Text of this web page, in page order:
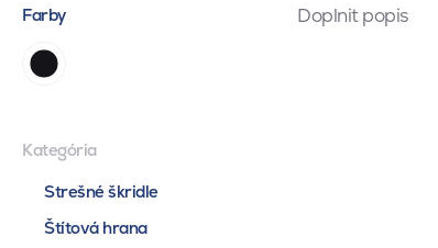
Farby
Kategória
Strešné škridle
Štítová hrana
Doplnit popis